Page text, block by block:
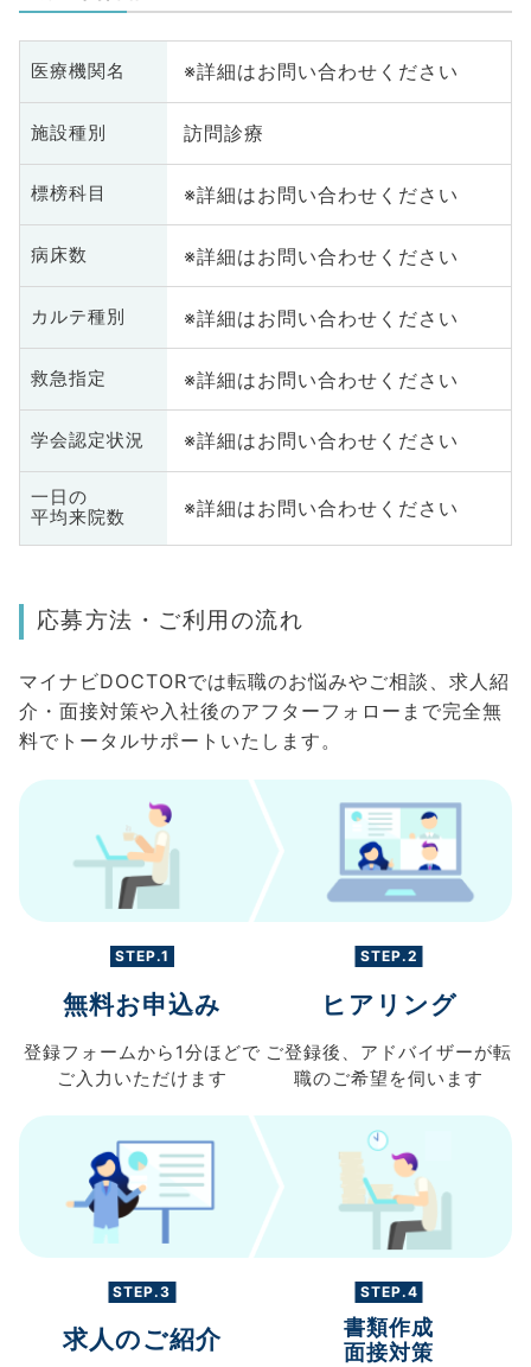
医療機関名 ※詳細はお問い合わせください
施設種別 訪問診療
標榜科目 ※詳細はお問い合わせください
病床数 ※詳細はお問い合わせください
カルテ種別 ※詳細はお問い合わせください
救急指定 ※詳細はお問い合わせください
学会認定状況 ※詳細はお問い合わせください
一日の
平均来院数
※詳細はお問い合わせください
応募方法・ご利用の流れ
マイナビDOCTORでは転職のお悩みやご相談、求人紹
介・面接対策や入社後のアフターフォローまで完全無
料でトータルサポートいたします。
STEP.1
無料お申込み
登録フォームから 1分ほどで
ご入力 いただけます
STEP.2
ヒアリング
ご登録後、 アドバイザーが転
職のご希望を伺います
STEP.3
求人のご紹介
STEP.4
書類作成
面接対策